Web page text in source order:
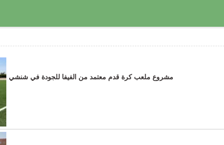
مشروع ملعب كرة قدم معتمد من الفيفا للجودة في شنشي